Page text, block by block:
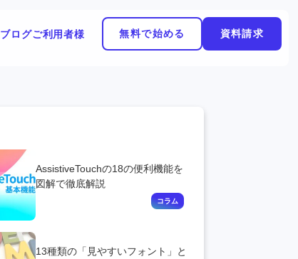
ブログご利用者様 無料で始める 資料請求
AssistiveTouchの18の便利機能を
図解で徹底解説
13種類の「見やすいフォント」と